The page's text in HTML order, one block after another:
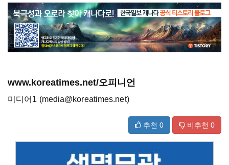
www.koreatimes.net/오피니언
미디어1 (media@koreatimes.net)
추천 0 비추천 0